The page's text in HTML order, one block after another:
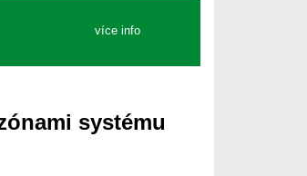
více info
systému